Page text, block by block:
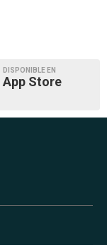
DISPONIBLE EN
App Store